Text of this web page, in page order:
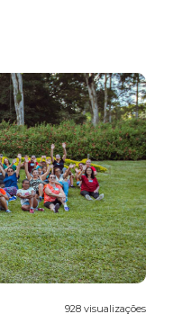
928 visualizações